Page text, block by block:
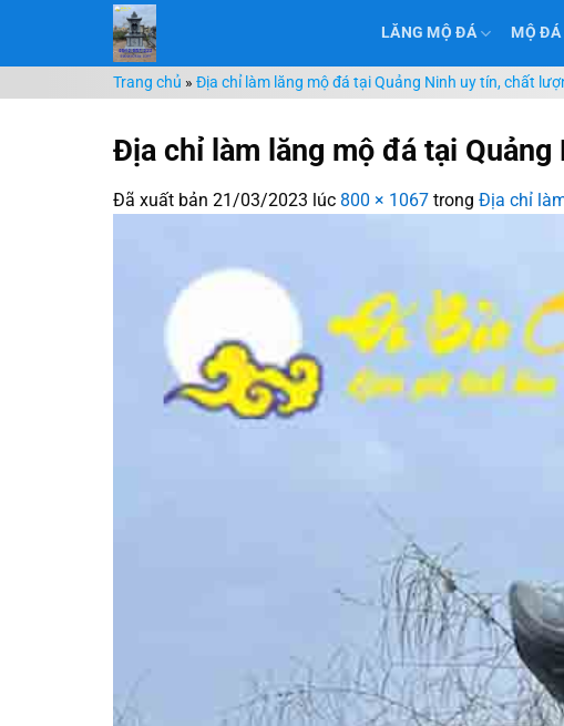
nội
dung
LĂNG MỘ ĐÁ MỘ ĐÁ
Trang chủ » Địa chỉ làm lăng mộ đá tại Quảng Ninh uy tín, chất
Địa chỉ làm lăng mộ đá tại Quảng
Đã xuất bản 21/03/2023 lúc 800 × 1067 trong Địa chỉ